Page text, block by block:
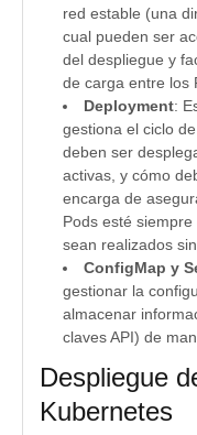
red estable (una
cual pueden ser
del despliegue y
de carga entre los
Deployment:
gestiona el ciclo
deben ser
activas, y cómo
encarga de
Pods esté
sean realizados
ConfigMap y
gestionar la
almacenar
claves API) de
Despliegue
Kubernetes